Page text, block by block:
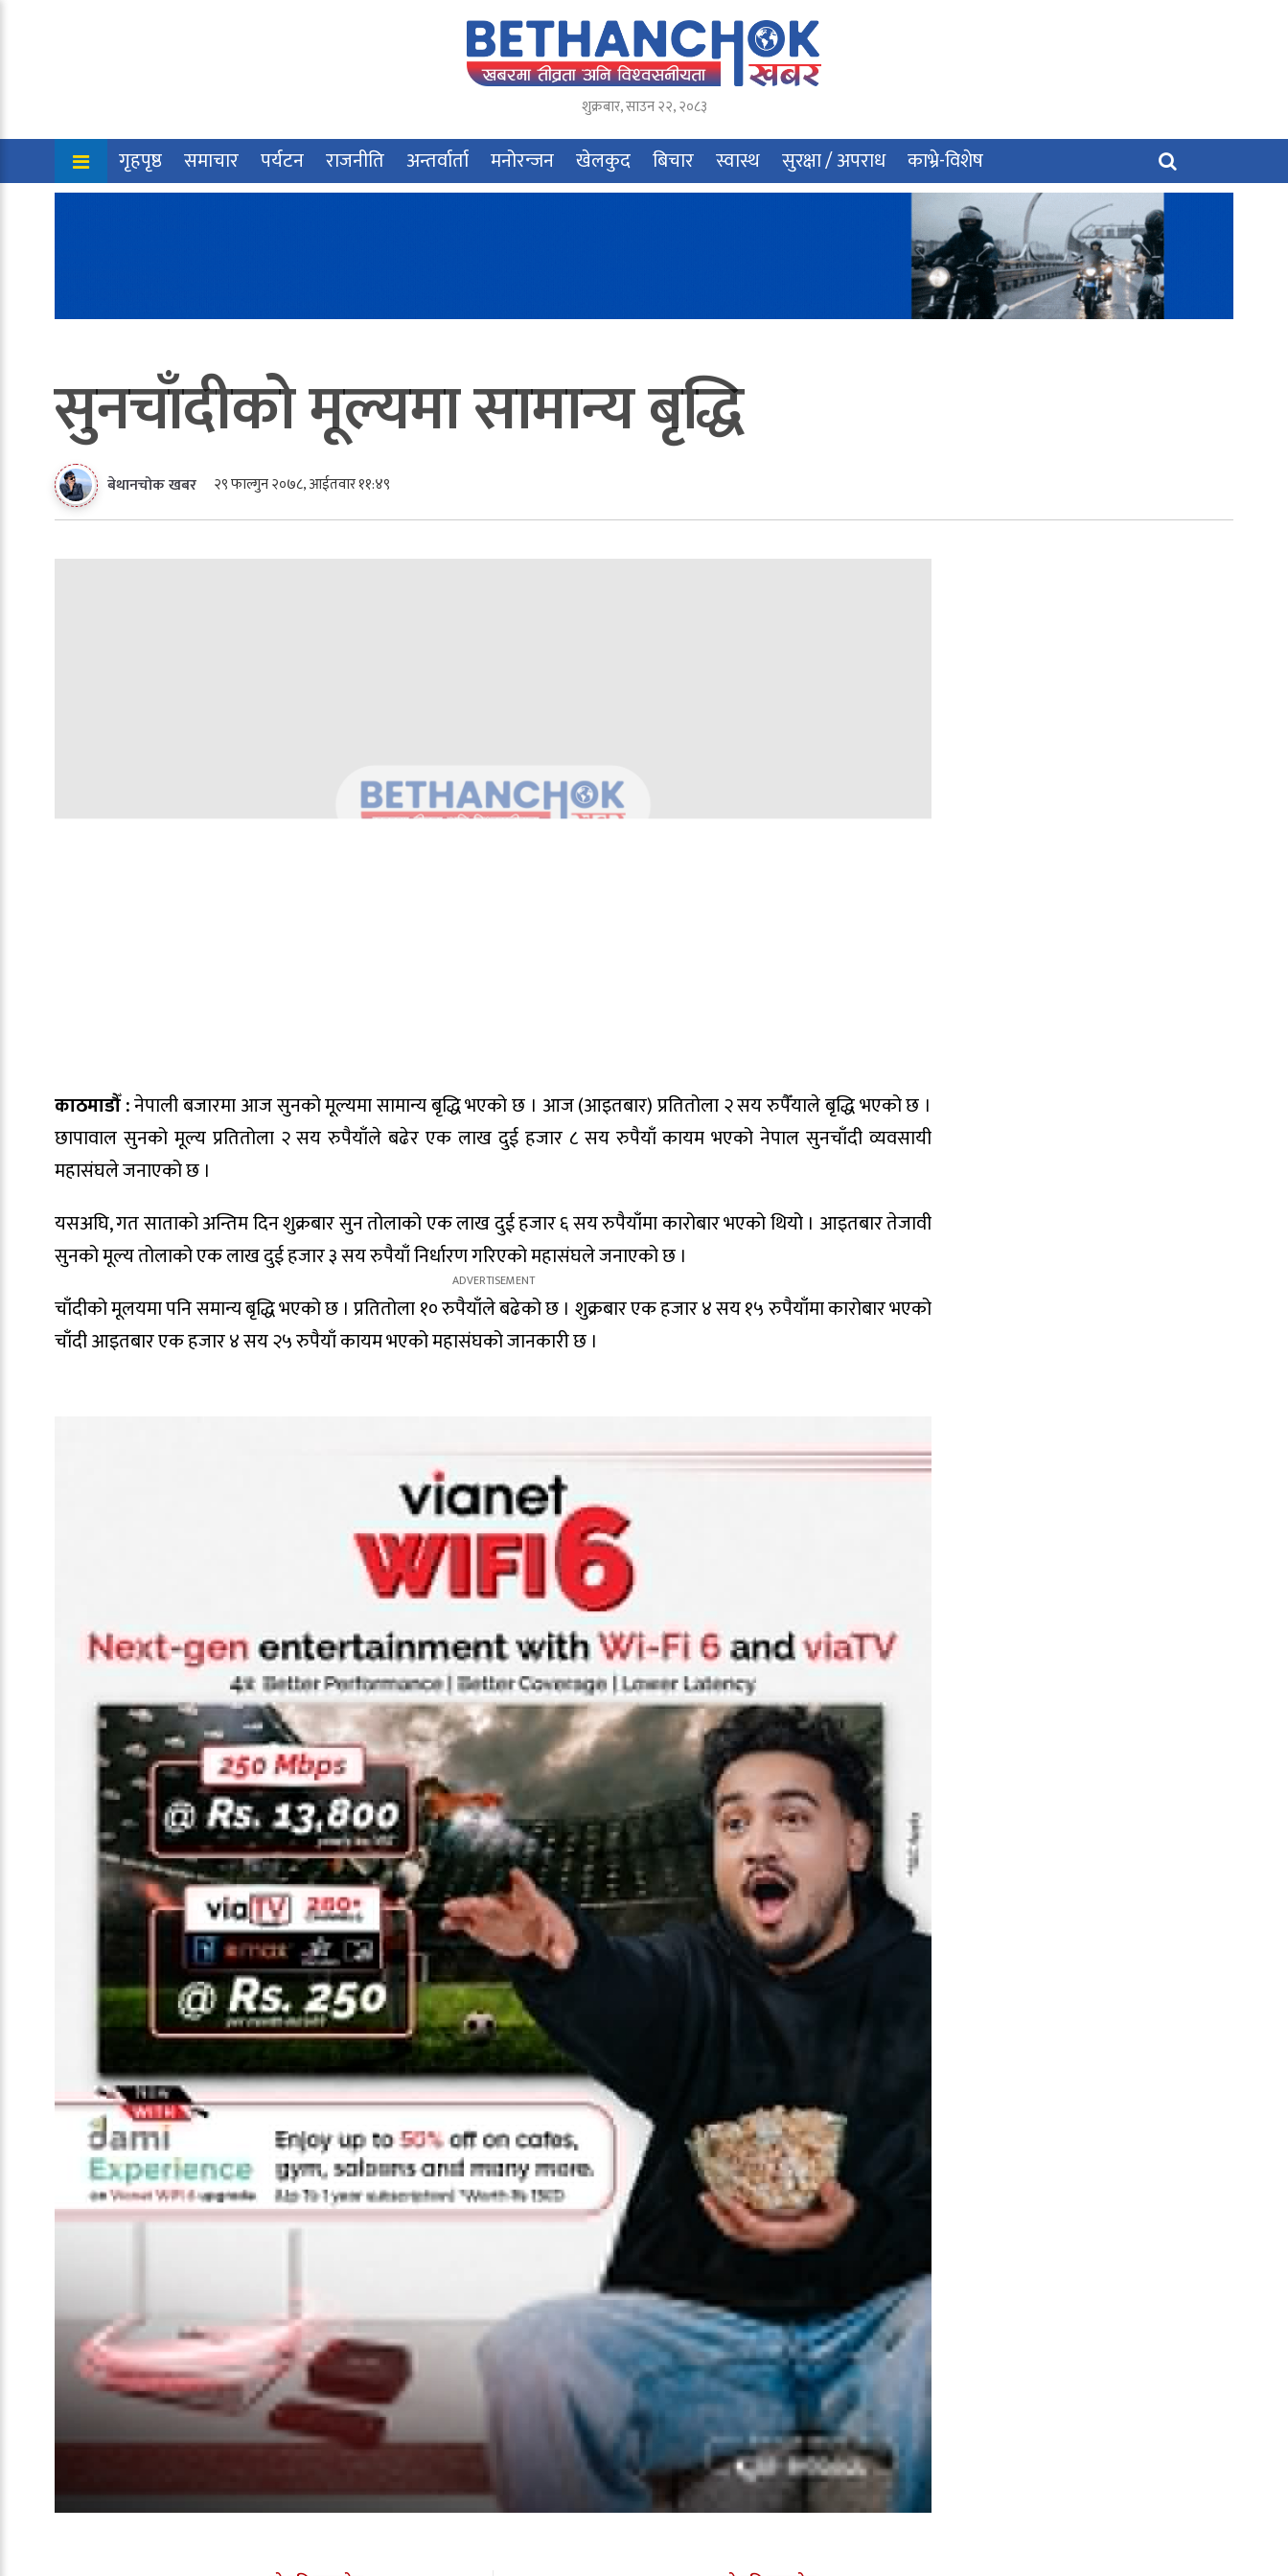
शुक्रबार,साउन२२,२०८३
गृहपृष्ठ समाचार पर्यटन राजनीति अन्तर्वार्ता मनोरन्जन खेलकुद बिचार स्वास्थ सुरक्षा / अपराध काभ्रे-विशेष
सुनचाँदीको मूल्यमा सामान्य बृद्धि
बेथानचोक खबर २९ फाल्गुन २०७८, आईतवार ११:४९
काठमाडौँ :नेपाली बजारमा आज सुनको मूल्यमा सामान्य बृद्धि भएको छ । आज (आइतबार) प्रतितोला २ सय रुपैँयाले बृद्धि भएको छ ।
छापावाल सुनको मूल्य प्रतितोला २ सय रुपैयाँले बढेर एक लाख दुई हजार ८ सय रुपैयाँ कायम भएको नेपाल सुनचाँदी व्यवसायी
महासंघले जनाएको छ ।
यसअघि, गत साताको अन्तिम दिन शुक्रबार सुन तोलाको एक लाख दुई हजार ६ सय रुपैयाँमा कारोबार भएको थियो । आइतबार तेजावी
सुनको मूल्य तोलाको एक लाख दुई हजार ३ सय रुपैयाँ निर्धारण गरिएको महासंघले जनाएको छ ।
चाँदीको मूलयमा पनि समान्य बृद्धि भएको छ । प्रतितोला १० रुपैयाँले बढेको छ । शुक्रबार एक हजार ४ सय १५ रुपैयाँमा कारोबार भएको
चाँदी आइतबार एक हजार ४ सय २५ रुपैयाँ कायम भएको महासंघको जानकारी छ ।